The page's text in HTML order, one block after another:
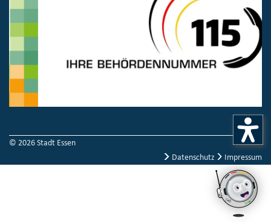
© 2026 Stadt Essen
Datenschutz
Impressum